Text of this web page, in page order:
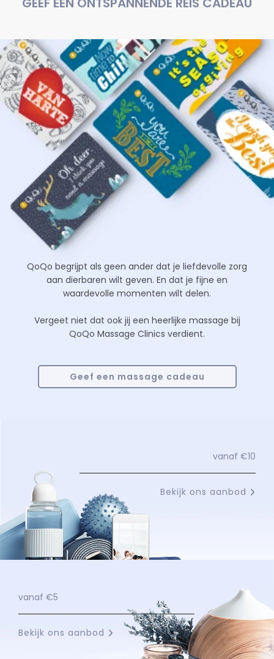
QoQo begrijpt als geen ander dat je liefdevolle zorg
aan dierbaren wilt geven. En dat je fijne en
waardevolle momenten wilt delen.
Vergeet niet dat ook jij een heerlijke massage bij
QoQo Massage Clinics verdient.
Geef een massage cadeau
vanaf €10
Bekijk ons aanbod
vanaf €5
Bekijk ons aanbod
NEUTRALISEER JE STRESS
Altijd gespannen?
Door de Vagus zenuw te stimuleren ervaar je diepe